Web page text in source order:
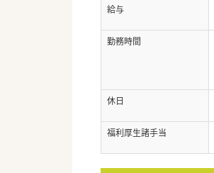
給与
勤務時間
休日
福利厚生諸手当